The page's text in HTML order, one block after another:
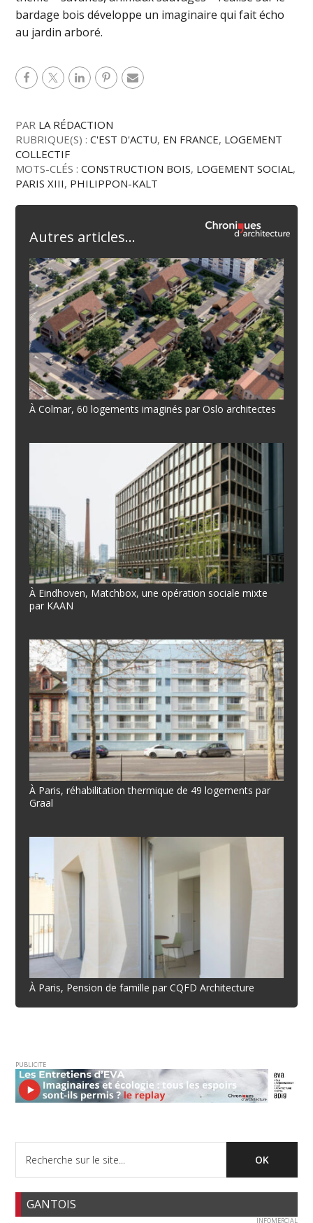
bardage bois développe un imaginaire qui fait écho
au jardin arboré.
PAR LA RÉDACTION
RUBRIQUE(S) :C'EST D'ACTU, EN FRANCE, LOGEMENT
COLLECTIF
MOTS-CLÉS :CONSTRUCTION BOIS, LOGEMENT SOCIAL,
PARIS XIII, PHILIPPON-KALT
Autres articles...
À Colmar, 60 logements imaginés par Oslo architectes
À Eindhoven, Matchbox, une opération sociale mixte
par KAAN
À Paris, réhabilitation thermique de 49 logements par
Graal
À Paris, Pension de famille par CQFD Architecture
PUBLICITE
GANTOIS
INFOMERCIAL